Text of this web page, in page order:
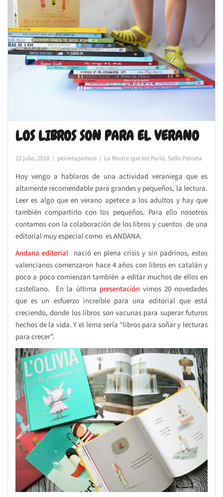
LOS LIBROS SON PARA EL VERANO
12 julio, 2018 peinetapintxos La Madre que los Parió, Sello Peineta
Hoy vengo a hablaros de una actividad veraniega que es
altamente recomendable para grandes y pequeños, la lectura.
Leer es algo que en verano apetece a los adultos y hay que
también compartirlo con los pequeños. Para ello nosotros
contamos con la colaboración de los libros y cuentos de una
editorial muy especial como es ANDANA.
Andana editorial nació en plena crisis y sin padrinos, estos
valencianos comenzaron hace 4 años con libros en catalán y
poco a poco comienzan también a editar muchos de ellos en
castellano. En la última presentación vimos 20 novedades
que es un esfuerzo increíble para una editorial que está
creciendo, donde los libros son vacunas para superar futuros
hechos de la vida. Y el lema sería “libros para soñar y lecturas
para crecer”.